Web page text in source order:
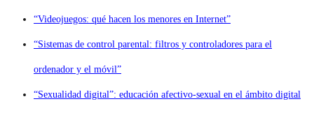
“Videojuegos: qué hacen los menores en Internet”
“Sistemas de control parental: filtros y controladores para el
ordenador y el móvil”
“Sexualidad digital”: educación afectivo-sexual en el ámbito digital